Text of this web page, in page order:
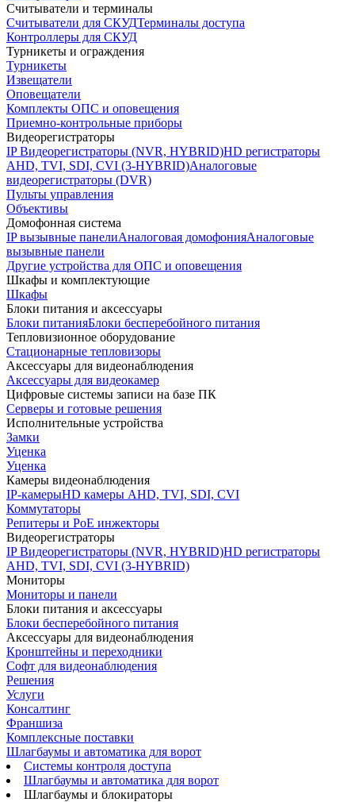
Считыватели и терминалы
Считыватели для СКУДТерминалы доступа
Контроллеры для СКУД
Турникеты и ограждения
Турникеты
Извещатели
Оповещатели
Комплекты ОПС и оповещения
Приемно-контрольные приборы
Видеорегистраторы
IP Видеорегистраторы (NVR, HYBRID)HD регистраторы
AHD, TVI, SDI, CVI (3-HYBRID)Аналоговые
видеорегистраторы (DVR)
Пульты управления
Объективы
Домофонная система
IP вызывные панелиАналоговая домофонияАналоговые
вызывные панели
Другие устройства для ОПС и оповещения
Шкафы и комплектующие
Шкафы
Блоки питания и аксессуары
Блоки питанияБлоки бесперебойного питания
Тепловизионное оборудование
Стационарные тепловизоры
Аксессуары для видеонаблюдения
Аксессуары для видеокамер
Цифровые системы записи на базе ПК
Серверы и готовые решения
Исполнительные устройства
Замки
Уценка
Уценка
Камеры видеонаблюдения
IP-камерыHD камеры AHD, TVI, SDI, CVI
Коммутаторы
Репитеры и PoE инжекторы
Видеорегистраторы
IP Видеорегистраторы (NVR, HYBRID)HD регистраторы
AHD, TVI, SDI, CVI (3-HYBRID)
Мониторы
Мониторы и панели
Блоки питания и аксессуары
Блоки бесперебойного питания
Аксессуары для видеонаблюдения
Кронштейны и переходники
Софт для видеонаблюдения
Решения
Услуги
Консалтинг
Франшиза
Комплексные поставки
Шлагбаумы и автоматика для ворот
Системы контроля доступа
Шлагбаумы и автоматика для ворот
Шлагбаумы и блокираторы